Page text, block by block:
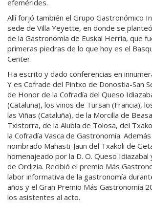
efemérides.
Allí forjó también el Grupo Gastronómico
sede de Villa Yeyette, en donde se
de la Gastronomía de Euskal Herria, que
primeras piedras de lo que hoy es el
Center.
Ha escrito y dado conferencias en
Y es Cofrade del Pintxo de Donostia-San
de Honor de la Cofradía del Queso
(Cataluña), los vinos de Tursan (Francia),
las Viñas (Cataluña), de la Morcilla de
Txistorra, de la Alubia de Tolosa, del
la Cofradía Vasca de Gastronomía.
nombrado Mahasti-Jaun del Txakoli de
homenajeado por la D. O. Queso Idiazabal
de Ordizia. Recibió el premio Más
labor informativa de la gastronomía
años y el Gran Premio Más Gastronomía
los asistentes al acto.